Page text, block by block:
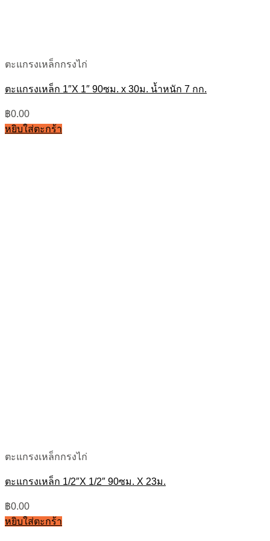
ตะแกรงเหล็กกรงไก่
ตะแกรงเหล็ก 1″X 1″ 90ซม. x 30ม. น้ำหนัก 7 กก.
฿0.00
หยิบใส่ตะกร้า
ตะแกรงเหล็กกรงไก่
ตะแกรงเหล็ก 1/2″X 1/2″ 90ซม. X 23ม.
฿0.00
หยิบใส่ตะกร้า